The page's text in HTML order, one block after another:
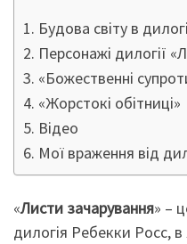
Будова світу в
Персонажі дилогії
«Божественні
«Жорстокі обітниці»
Відео
Мої враження від
«Листи зачарування» –
дилогія Ребекки Росс, в